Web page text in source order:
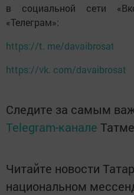
в социальной сети
«Телеграм»:
https://t. me/davaibrosat
https://vk. com/davaibrosat
Следите за самым
Telegram-канале
Читайте новости
национальном